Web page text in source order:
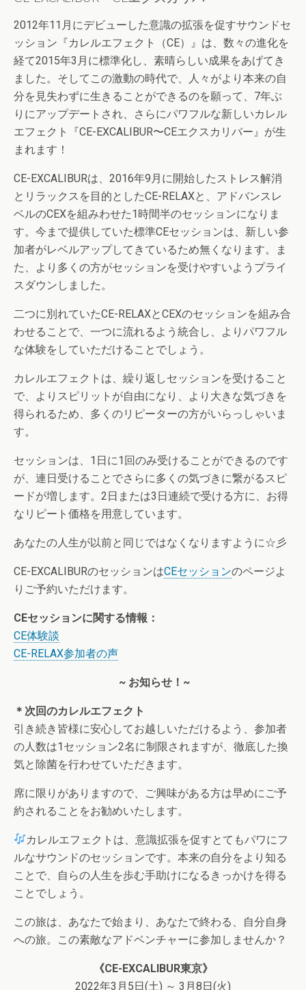
2012年11月にデビューした意識の拡張を促すサウンドセ
ッション『カレルエフェクト（CE）』は、数々の進化を
経て2015年3月に標準化し、素晴らしい成果をあげてき
ました。そしてこの激動の時代で、人々がより本来の自
分を見失わずに生きることができるのを願って、7年ぶ
りにアップデートされ、さらにパワフルな新しいカレル
エフェクト『CE-EXCALIBUR〜CEエクスカリバー』が生
まれます！
CE-EXCALIBURは、2016年9月に開始したストレス解消
とリラックスを目的としたCE-RELAXと、アドバンスレ
ベルのCEXを組みわせた1時間半のセッションになりま
す。今まで提供していた標準CEセッションは、新しい参
加者がレベルアップしてきているため無くなります。ま
た、より多くの方がセッションを受けやすいようプライ
スダウンしました。
二つに別れていたCE-RELAXとCEXのセッションを組み合
わせることで、一つに流れるよう統合し、よりパワフル
な体験をしていただけることでしょう。
カレルエフェクトは、繰り返しセッションを受けること
で、よりスピリットが自由になり、より大きな気づきを
得られるため、多くのリピーターの方がいらっしゃいま
す。
セッションは、1日に1回のみ受けることができるのです
が、連日受けることでさらに多くの気づきに繋がるスピ
ードが増します。2日または3日連続で受ける方に、お得
なリピート価格を用意しています。
あなたの人生が以前と同じではなくなりますように☆彡
CE-EXCALIBURのセッションはCEセッションのページよ
りご予約いただけます。
CEセッションに関する情報：
CE体験談
CE-RELAX参加者の声
~ お知らせ！~
＊次回のカレルエフェクト
引き続き皆様に安心してお越しいただけるよう、参加者
の人数は1セッション2名に制限されますが、徹底した換
気と除菌を行わせていただきます。
席に限りがありますので、ご興味がある方は早めにご予
約されることをお勧めいたします。
カレルエフェクトは、意識拡張を促すとてもパワにフ
ルなサウンドのセッションです。本来の自分をより知る
ことで、自らの人生を歩む手助けになるきっかけを得る
ことでしょう。
この旅は、あなたで始まり、あなたで終わる、自分自身
への旅。この素敵なアドベンチャーに参加しませんか？
《CE-EXCALIBUR東京》
2022年3月5日(土) ～ 3月8日(火)